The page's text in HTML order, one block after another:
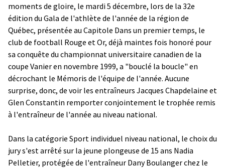
moments de gloire, le mardi 5 décembre, lors de la 32e
édition du Gala de l'athlète de l'année de la région de
Québec, présentée au Capitole Dans un premier temps, le
club de football Rouge et Or, déjà maintes fois honoré pour
sa conquête du championnat universitaire canadien de la
coupe Vanier en novembre 1999, a "bouclé la boucle" en
décrochant le Mémoris de l'équipe de l'année. Aucune
surprise, donc, de voir les entraîneurs Jacques Chapdelaine et
Glen Constantin remporter conjointement le trophée remis
à l'entraîneur de l'année au niveau national.
Dans la catégorie Sport individuel niveau national, le choix du
jury s'est arrêté sur la jeune plongeuse de 15 ans Nadia
Pelletier, protégée de l'entraîneur Dany Boulanger chez le